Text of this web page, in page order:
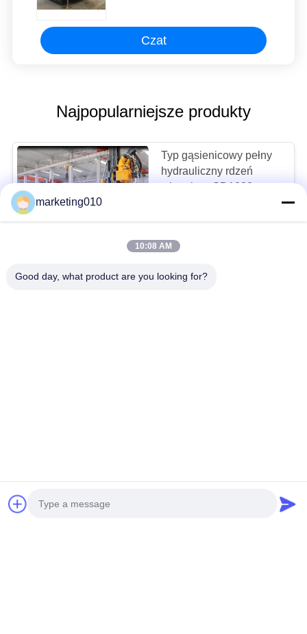
Czat
Najpopularniejsze produkty
Typ gąsienicowy pełny
hydrauliczny rdzeń
wiertniczy SD1000
CZAT
100 m Sprzęt do
porozmawiaj teraz
marketing010
10:08 AM
Good day, what product are you looking for?